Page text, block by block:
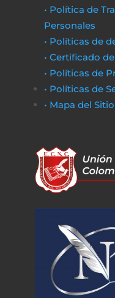
• Política de
Personales
• Políticas de
• Certificado
• Políticas de
• Políticas de
• Mapa del Sitio